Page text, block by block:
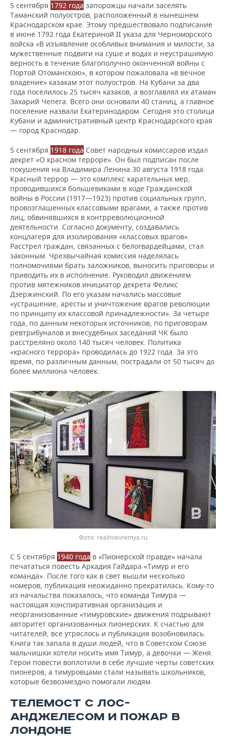
5 сентября 1792 года запорожцы начали заселять
Таманский полуостров, расположенный в нынешнем
Краснодарском крае. Этому предшествовало подписание
в июне 1792 года Екатериной II указа для Черноморского
войска «В изъявление особливых внимания и милости, за
мужественные подвиги на суше и водах и неустрашимую
верность в течение благополучно оконченной войны с
Портой Отоманскою», в котором пожаловала «в вечное
владение» казакам этот полуостров. На Кубани за два
года поселилось 25 тысяч казаков, а возглавлял их атаман
Захарий Чепега. Всего они основали 40 станиц, а главное
поселение назвали Екатеринодаром. Сегодня это столица
Кубани и административный центр Краснодарского края
— город Краснодар.
5 сентября 1918 года Совет народных комиссаров издал
декрет «О красном терроре». Он был подписан после
покушения на Владимира Ленина 30 августа 1918 года.
Красный террор — это комплекс карательных мер,
проводившихся большевиками в ходе Гражданской
войны в России (1917—1923) против социальных групп,
провозглашенных классовыми врагами, а также против
лиц, обвинявшихся в контрреволюционной
деятельности. Согласно документу, создавались
концлагеря для изолирования «классовых врагов».
Расстрел граждан, связанных с белогвардейцами, стал
законным. Чрезвычайная комиссия наделялась
полномочиями брать заложников, выносить приговоры и
приводить их в исполнение. Руководил движением
против мятежников инициатор декрета Феликс
Дзержинский. По его указам начались массовые
«устрашение, аресты и уничтожение врагов революции
по принципу их классовой принадлежности». За четыре
года, по данным некоторых источников, по приговорам
ревтрибуналов и внесудебных заседаний ЧК было
расстреляно около 140 тысяч человек. Политика
«красного террора» проводилась до 1922 года. За это
время, по различным данным, пострадали от 50 тысяч до
более миллиона человек.
realnoevremya.ru
С 5 сентября 1940 года в «Пионерской правде» начала
печататься повесть Аркадия Гайдара «Тимур и его
команда». После того как в свет вышли несколько
номеров, публикация неожиданно прекратилась. Кому-то
из начальства показалось, что команда Тимура —
настоящая конспиративная организация и
неорганизованные «тимуровские» движения подрывают
авторитет организованных пионерских. К счастью для
читателей, все утряслось и публикация возобновилась.
Книга так запала в души людей, что в Советском Союзе
мальчишки хотели носить имя Тимур, а девочки — Женя.
Герои повести воплотили в себе лучшие черты советских
пионеров, а тимуровцами стали называть школьников,
которые безвозмездно помогали людям.
ТЕЛЕМОСТ С ЛОС-
АНДЖЕЛЕСОМ И ПОЖАР В
ЛОНДОНЕ